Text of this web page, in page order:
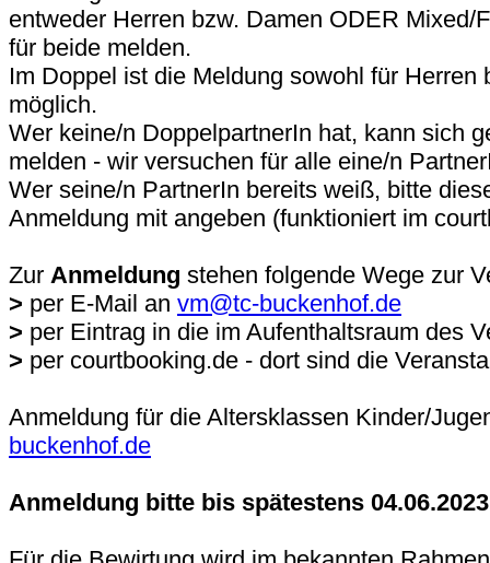
entweder Herren bzw. Damen ODER Mixed/
für beide melden.
Im Doppel ist die Meldung sowohl für Herren
möglich.
Wer keine/n DoppelpartnerIn hat, kann sich
melden - wir versuchen für alle eine/n
Wer seine/n PartnerIn bereits weiß, bitte
Anmeldung mit angeben (funktioniert im
Zur Anmeldung stehen folgende Wege zur
> per E-Mail an vm@tc-buckenhof.de
> per Eintrag in die im Aufenthaltsraum des
> per courtbooking.de - dort sind die
Anmeldung für die Altersklassen Kinder/
buckenhof.de
Anmeldung bitte bis spätestens